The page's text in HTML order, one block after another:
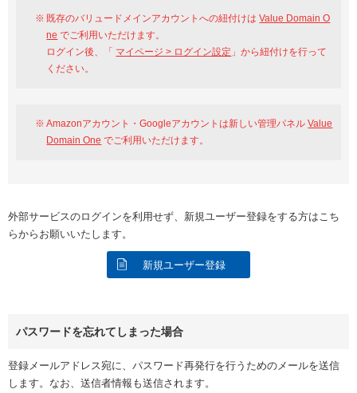
既存のバリュードメインアカウントへの紐付けはValue Domain O
ne でご利用いただけます。
ログイン後、「 マイページ > ログイン設定 」から紐付けを行って
ください。
Amazonアカウント・Googleアカウントは新しい管理パネルValue
Domain One でご利用いただけます。
外部サービスのログインを利用せず、新規ユーザー登録をする方はこち
らからお願いいたします。
新規ユーザー登録
パスワードを忘れてしまった場合
登録メールアドレス宛に、パスワード再発行を行うためのメールを送信
します。なお、送信者情報も送信されます。